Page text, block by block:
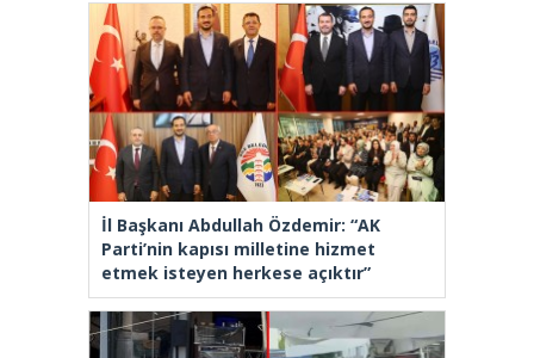
İl Başkanı Abdullah Özdemir: “AK
Parti’nin kapısı milletine hizmet
etmek isteyen herkese açıktır”